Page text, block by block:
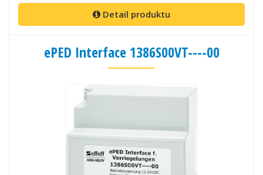
Detail produktu
ePED Interface 1386S00VT----00